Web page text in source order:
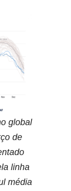
global
de
linha
média